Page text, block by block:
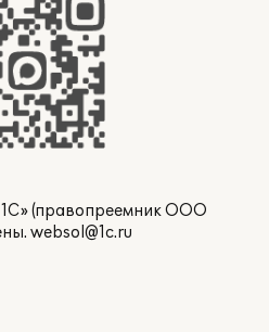
(правопреемник ООО
websol@1c.ru